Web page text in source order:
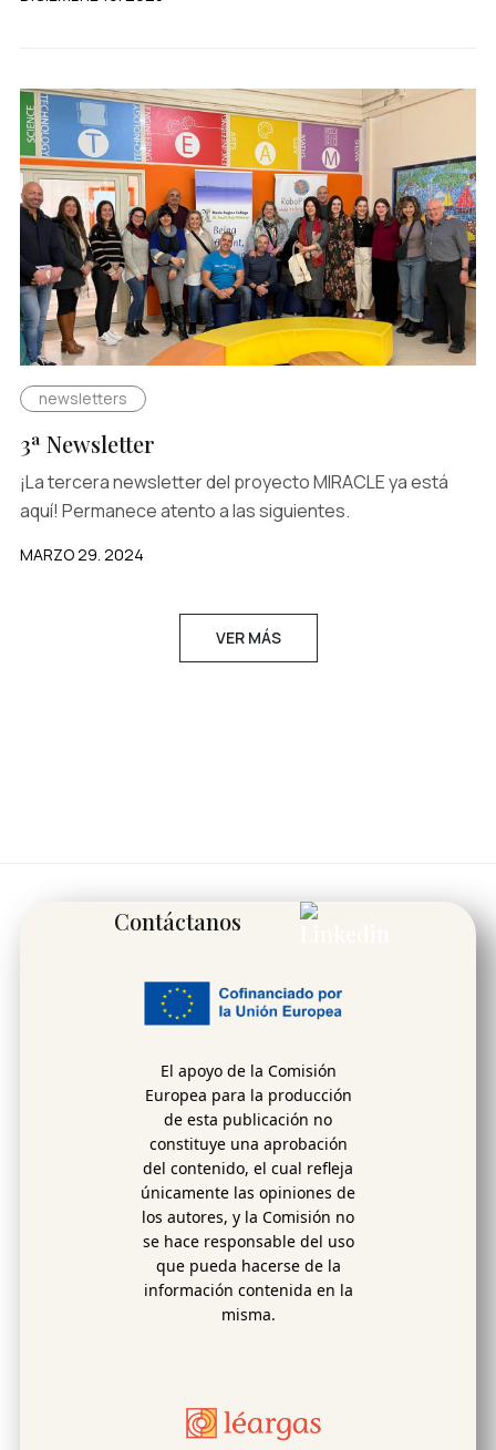
newsletters
3ª Newsletter
¡La tercera newsletter del proyecto MIRACLE ya está
aquí! Permanece atento a las siguientes.
MARZO 29. 2024
VER MÁS
Contáctanos
El apoyo de la Comisión
Europea para la producción
de esta publicación no
constituye una aprobación
del contenido, el cual refleja
únicamente las opiniones de
los autores, y la Comisión no
se hace responsable del uso
que pueda hacerse de la
información contenida en la
misma.